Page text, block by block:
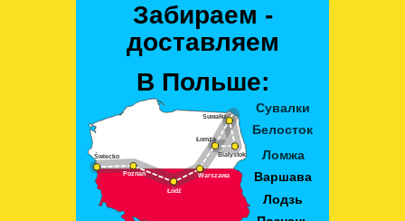
Забираем -
доставляем
В Польше: